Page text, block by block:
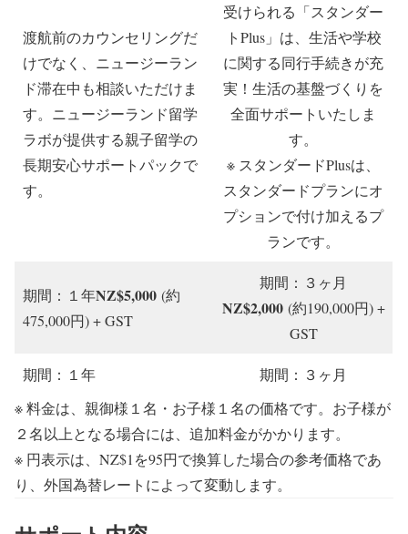
渡航前のカウンセリングだ
けでなく、ニュージーラン
ド滞在中も相談いただけま
す。ニュージーランド留学
ラボが提供する親子留学の
長期安心サポートパックで
す。
受けられる「スタンダー
トPlus」は、生活や学校
に関する同行手続きが充
実！生活の基盤づくりを
全面サポートいたしま
す。
※ スタンダードPlusは、
スタンダードプランにオ
プションで付け加えるプ
ランです。
期間：１年NZ$5,000 (約
475,000円) + GST
期間：３ヶ月
NZ$2,000(約190,000円) +
GST
期間：１年
期間：３ヶ月
※ 料金は、親御様１名・お子様１名の価格です。お子様が
２名以上となる場合には、追加料金がかかります。
※ 円表示は、NZ$1を95円で換算した場合の参考価格であ
り、外国為替レートによって変動します。